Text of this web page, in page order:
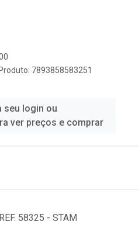
7893858583251
seu login ou
ver preços e comprar
58325 - STAM